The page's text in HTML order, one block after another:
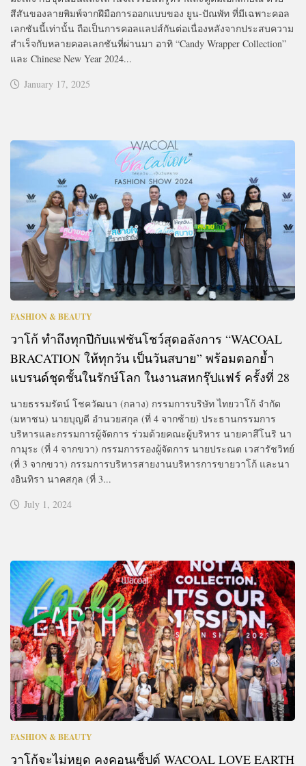
สีสันของลายพิมพ์จากฝีมือการออกแบบของ ยูน-ปัณพัท ที่มีเฉพาะคอล
เลกชันนี้เท่านั้น ถือเป็นการคอลแลปส์กันต่อเนื่องหลังจากประสบความ
สำเร็จกับหลายคอลเลกชันที่ผ่านมา อาทิ “Candy Wrapper Collection”
และ Chinese New Year 2024...
January 17, 2025
FASHION & BEAUTY
วาโก้ ทำถึงทุกปีกับแฟชันโชว์สุดอลังการ “WACOAL
BRACATION ให้ทุกวัน เป็นวันสบาย” พร้อมตอกย้ำ
แบรนด์ชุดชั้นในรักษ์โลก ในงานสหกรุ๊ปแฟร์ ครั้งที่ 28
นายธรรมรัตน์ โชควัฒนา (กลาง) กรรมการบริษัท ไทยวาโก้ จำกัด
(มหาชน) นายบุญดี อำนวยสกุล (ที่ 4 จากซ้าย) ประธานกรรมการ
บริหารและกรรมการผู้จัดการ ร่วมด้วยคณะผู้บริหาร นายคาสึโนริ นา
กามุระ (ที่ 4 จากขวา) กรรมการรองผู้จัดการ นายประณต เวสารัชวิทย์
(ที่ 3 จากขวา) กรรมการบริหารสายงานบริหารการขายวาโก้ และนา
งอินทิรา นาคสกุล (ที่ 3...
July 1, 2024
FASHION & BEAUTY
วาโก้จะไม่หยุด คงคอนเซ็ปต์ WACOAL LOVE EARTH